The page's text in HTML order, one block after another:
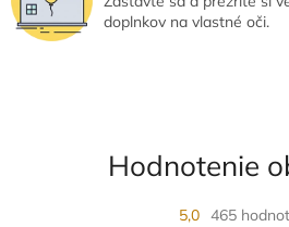
p
doplnkov na vlastné oči.
Hodnotenie
5,0 465